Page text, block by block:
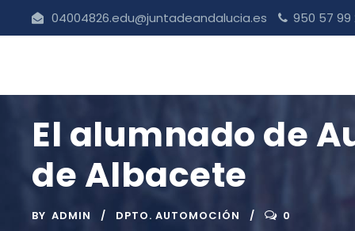
04004826.edu@juntadeandalucia.es 950 57
El alumnado de
de Albacete
BY ADMIN DPTO. AUTOMOCIÓN 0